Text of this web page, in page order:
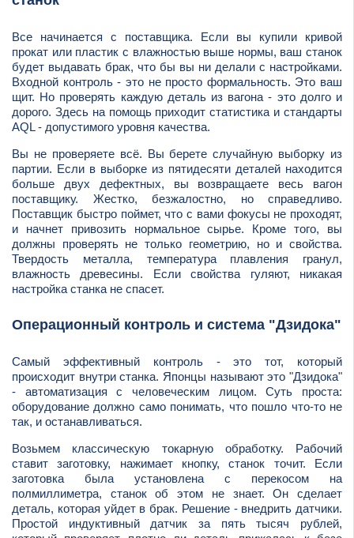
Все начинается с поставщика. Если вы купили кривой
прокат или пластик с влажностью выше нормы, ваш станок
будет выдавать брак, что бы вы ни делали с настройками.
Входной контроль - это не просто формальность. Это ваш
щит. Но проверять каждую деталь из вагона - это долго и
дорого. Здесь на помощь приходит статистика и стандарты
AQL - допустимого уровня качества.
Вы не проверяете всё. Вы берете случайную выборку из
партии. Если в выборке из пятидесяти деталей находится
больше двух дефектных, вы возвращаете весь вагон
поставщику. Жестко, безжалостно, но справедливо.
Поставщик быстро поймет, что с вами фокусы не проходят,
и начнет привозить нормальное сырье. Кроме того, вы
должны проверять не только геометрию, но и свойства.
Твердость металла, температура плавления гранул,
влажность древесины. Если свойства гуляют, никакая
настройка станка не спасет.
Операционный контроль и система "Дзидока"
Самый эффективный контроль - это тот, который
происходит внутри станка. Японцы называют это "Дзидока"
- автоматизация с человеческим лицом. Суть проста:
оборудование должно само понимать, что пошло что-то не
так, и останавливаться.
Возьмем классическую токарную обработку. Рабочий
ставит заготовку, нажимает кнопку, станок точит. Если
заготовка была установлена с перекосом на
полмиллиметра, станок об этом не знает. Он сделает
деталь, которая уйдет в брак. Решение - внедрить датчики.
Простой индуктивный датчик за пять тысяч рублей,